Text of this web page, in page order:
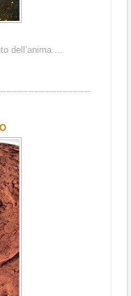
dell’anima....